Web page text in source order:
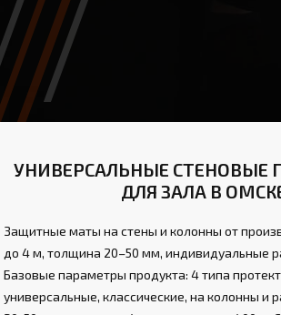
УНИВЕРСАЛЬНЫЕ СТЕНОВЫЕ
ДЛЯ ЗАЛА В
Защитные маты на стены и колонны от
до 4 м, толщина 20–50 мм, индивидуальные
Базовые параметры продукта: 4 типа
универсальные, классические, на колонны и